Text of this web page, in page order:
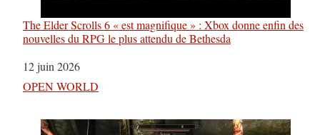
The Elder Scrolls 6 « est magnifique » : Xbox donne enfin des
nouvelles du RPG le plus attendu de Bethesda
Date
12 juin 2026
Par rapport à
OPEN WORLD